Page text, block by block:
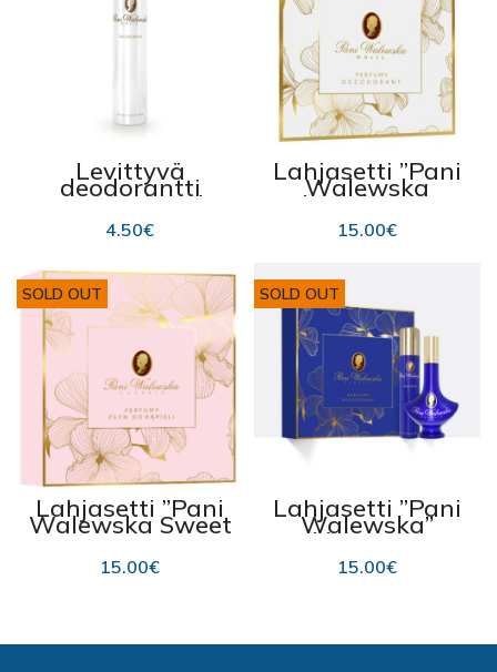
Levittyvä
deodorantti
”Pani Walewska
White” 90 ml
4.50€
Lahjasetti ”Pani
Walewska
White” hajuvesi
ja deodorantti
15.00€
SOLD OUT
Lahjasetti ”Pani
Walewska Sweet
Romance”
hajuvesi ja
deodorantti
15.00€
SOLD OUT
Lahjasetti ”Pani
Walewska”
klassinen
deodorantti, 90
ml, hajuvesi EDP,
15.00€